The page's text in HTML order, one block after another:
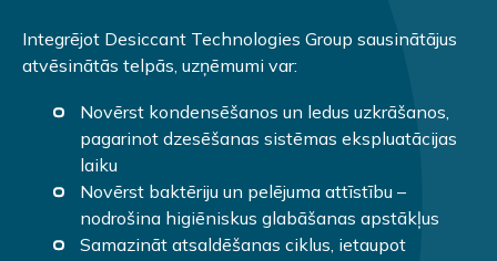
Integrējot Desiccant Technologies Group sausinātājus
atvēsinātās telpās, uzņēmumi var:
Novērst kondensēšanos un ledus uzkrāšanos,
pagarinot dzesēšanas sistēmas ekspluatācijas
laiku
Novērst baktēriju un pelējuma attīstību –
nodrošina higiēniskus glabāšanas apstākļus
Samazināt atsaldēšanas ciklus, ietaupot